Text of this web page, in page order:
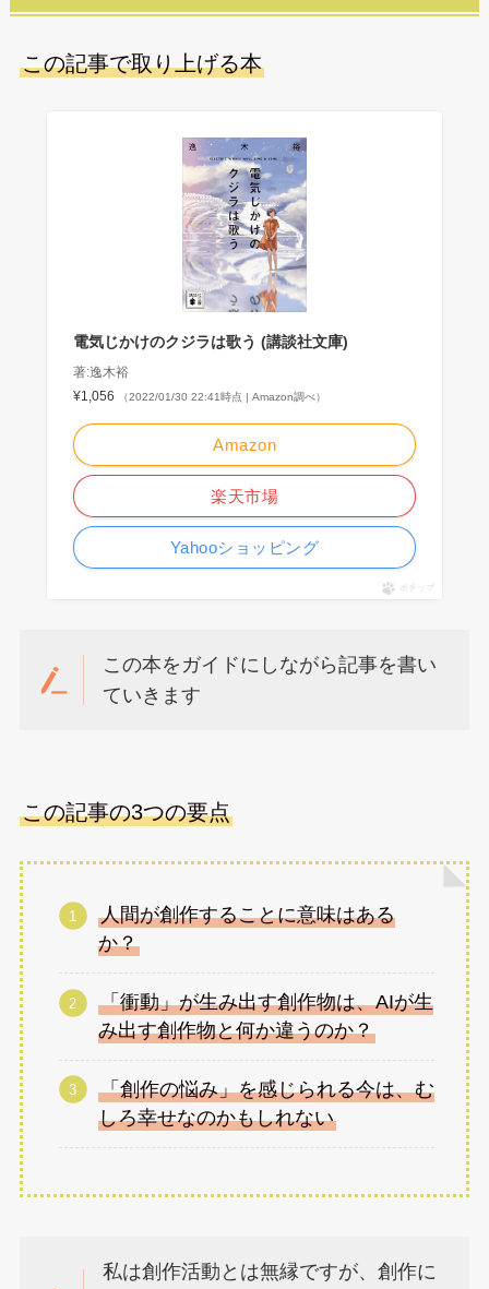
この記事で取り上げる本
電気じかけのクジラは歌う (講談社文庫)
著:逸木裕
¥1,056
（2022/01/30 22:41時点 | Amazon調べ）
Amazon
楽天市場
Yahooショッピング
ポチップ
この本をガイドにしながら記事を書い
ていきます
この記事の3つの要点
人間が創作することに意味はある
か？
「衝動」が生み出す創作物は、AIが生
み出す創作物と何か違うのか？
「創作の悩み」を感じられる今は、む
しろ幸せなのかもしれない
私は創作活動とは無縁ですが、創作に